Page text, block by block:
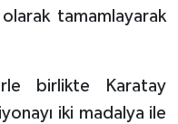
tamamlayarak
birlikte Karatay
iki madalya ile